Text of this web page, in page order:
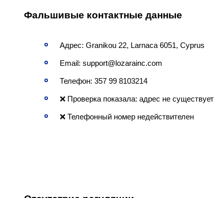
Фальшивые контактные данные
Адрес: Granikou 22, Larnaca 6051, Cyprus
Email: support@lozarainc.com
Телефон: 357 99 8103214
❌ Проверка показала: адрес не существует
❌ Телефонный номер недействителен